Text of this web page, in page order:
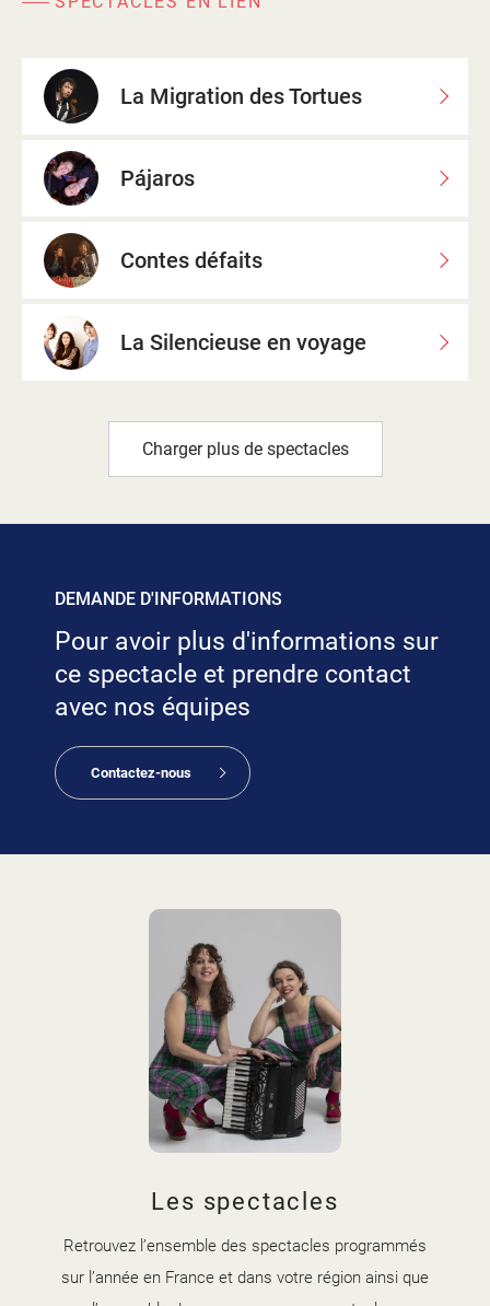
La Migration des Tortues
Pájaros
Contes défaits
La Silencieuse en voyage
Charger plus de spectacles
DEMANDE D'INFORMATIONS
Pour avoir plus d'informations sur
ce spectacle et prendre contact
avec nos équipes
Contactez-nous
Les spectacles
Retrouvez l’ensemble des spectacles programmés
sur l’année en France et dans votre région ainsi que